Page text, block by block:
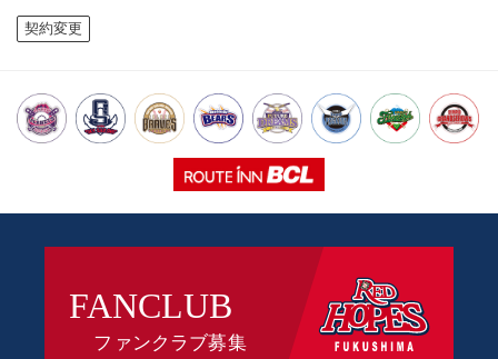
契約変更